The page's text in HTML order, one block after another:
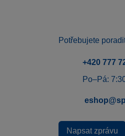
Potřebujete
+420 777
Po–Pá:
Napsat zprávu